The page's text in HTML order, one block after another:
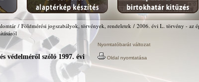
/ Földmérési jogszabályok, törvények, rendeletek / 2006. évi L. törvény - az
védelméről szóló 1997. évi
Nyomtatóbarát változat
Oldal nyomtatása